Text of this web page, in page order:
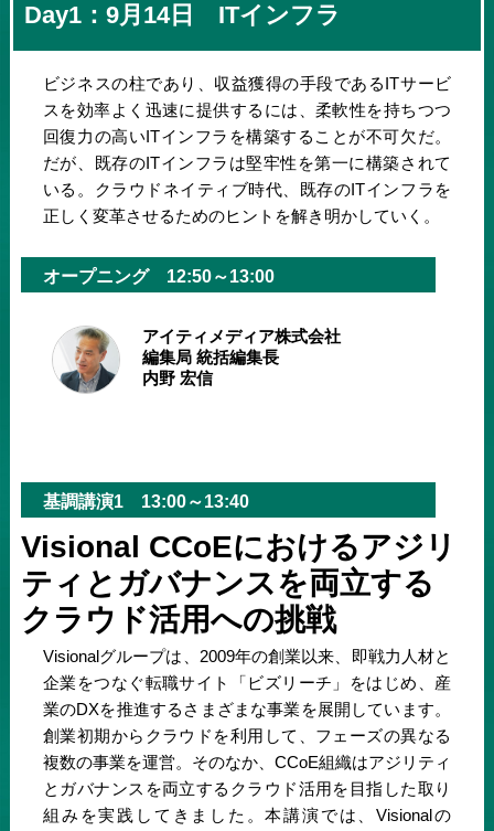
Day1：9月14日 ITインフラ
ビジネスの柱であり、収益獲得の手段であるITサービ
スを効率よく迅速に提供するには、柔軟性を持ちつつ
回復力の高いITインフラを構築することが不可欠だ。
だが、既存のITインフラは堅牢性を第一に構築されて
いる。クラウドネイティブ時代、既存のITインフラを
正しく変革させるためのヒントを解き明かしていく。
オープニング 12:50～13:00
アイティメディア株式会社
編集局 統括編集長
内野 宏信
基調講演1 13:00～13:40
Visional CCoEにおけるアジリ
ティとガバナンスを両立する
クラウド活用への挑戦
Visionalグループは、2009年の創業以来、即戦力人材と
企業をつなぐ転職サイト「ビズリーチ」をはじめ、産
業のDXを推進するさまざまな事業を展開しています。
創業初期からクラウドを利用して、フェーズの異なる
複数の事業を運営。そのなか、CCoE組織はアジリティ
とガバナンスを両立するクラウド活用を目指した取り
組みを実践してきました。本講演では、Visionalの